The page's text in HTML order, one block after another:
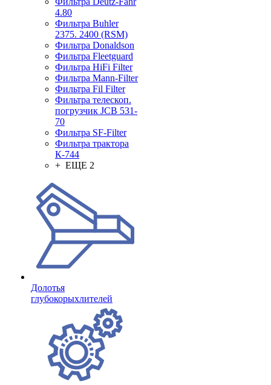
4.80
Фильтра Buhler
2375. 2400 (RSM)
Фильтра Donaldson
Фильтра Fleetguard
Фильтра HiFi Filter
Фильтра Mann-Filter
Фильтра Fil Filter
Фильтра телескоп.
погрузчик JCB 531-
70
Фильтра SF-Filter
Фильтра трактора
К-744
+ ЕЩЕ 2
Долотья
глубокорыхлителей